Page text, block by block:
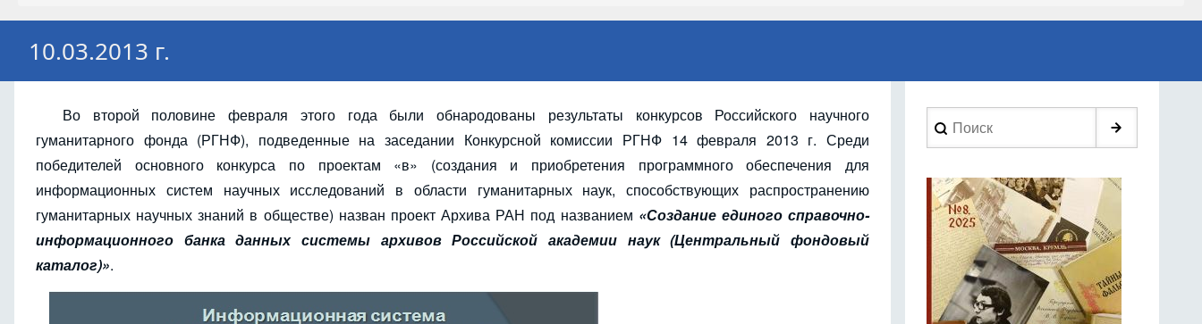
10.03.2013 г.
Во второй половине февраля этого года были обнародованы результаты конкурсов Российского научного
гуманитарного фонда (РГНФ), подведенные на заседании Конкурсной комиссии РГНФ 14 февраля 2013 г. Среди
победителей основного конкурса по проектам «в» (создания и приобретения программного обеспечения для
информационных систем научных исследований в области гуманитарных наук, способствующих распространению
гуманитарных научных знаний в обществе) назван проект Архива РАН под названием «Создание единого справочно-
информационного банка данных системы архивов Российской академии наук (Центральный фондовый
каталог)».
Search